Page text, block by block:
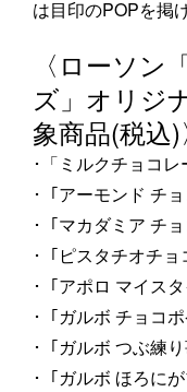
は目印のPOPを掲げ
〈ローソン
ズ」オリジ
象商品(税込)
･「ミルクチョコ
･「アーモンド チ
･「マカダミア チ
･「ピスタチオチ
･「アポロ マイス
･「ガルボ チョコ
･「ガルボ つぶ練
･「ガルボ ほろに